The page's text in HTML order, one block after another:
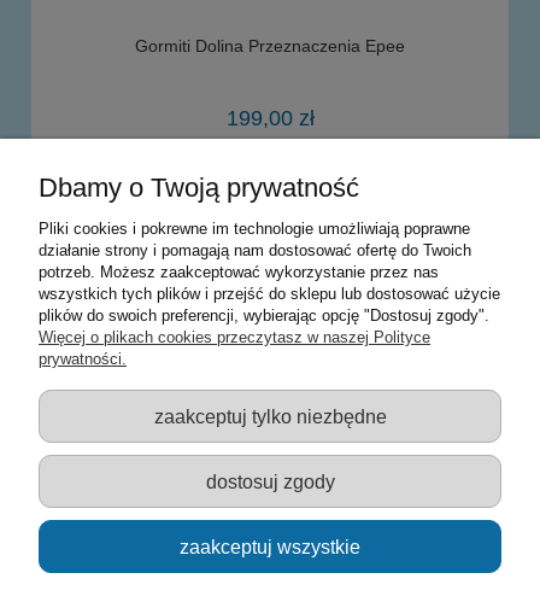
Gormiti Dolina Przeznaczenia Epee
199,00 zł
powiadom o dostępności
Warunki zakupów
Moje konto
Informacje o sklepie
Sklep z zabawkami Łódź :: Hurownia zabawek :: Zabawki
edukacyjne :: Zestawy artystyczne :: Zabawki :: samochody Welly
:: Zabawkownia :: zabawki dla dzieci :: Lalki :: Klocki :: Artykuły
szkolne ::
Dbamy o Twoją prywatność
Pliki cookies i pokrewne im technologie umożliwiają poprawne
działanie strony i pomagają nam dostosować ofertę do Twoich
potrzeb. Możesz zaakceptować wykorzystanie przez nas
wszystkich tych plików i przejść do sklepu lub dostosować użycie
plików do swoich preferencji, wybierając opcję "Dostosuj zgody".
Więcej o plikach cookies przeczytasz w naszej Polityce
prywatności.
zaakceptuj tylko niezbędne
dostosuj zgody
zaakceptuj wszystkie